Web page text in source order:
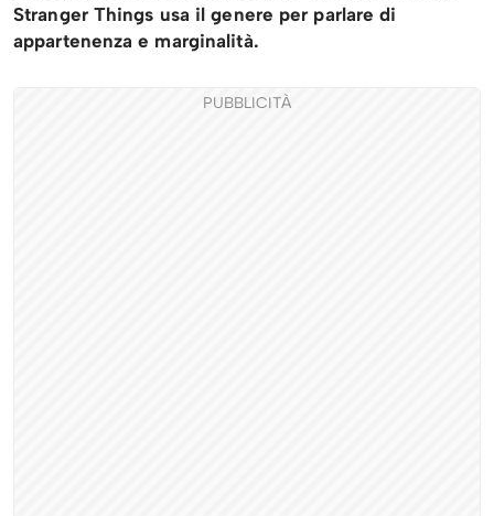
Stranger Things usa il genere per parlare di
appartenenza e marginalità.
PUBBLICITÀ